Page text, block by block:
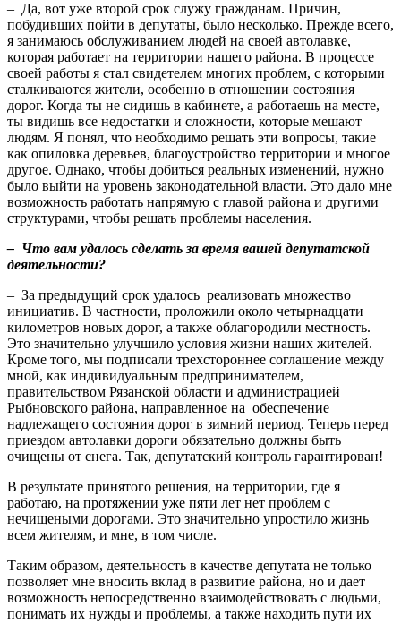
– Да, вот уже второй срок служу гражданам. Причин,
побудивших пойти в депутаты, было несколько. Прежде всего,
я занимаюсь обслуживанием людей на своей автолавке,
которая работает на территории нашего района. В процессе
своей работы я стал свидетелем многих проблем, с которыми
сталкиваются жители, особенно в отношении состояния
дорог. Когда ты не сидишь в кабинете, а работаешь на месте,
ты видишь все недостатки и сложности, которые мешают
людям. Я понял, что необходимо решать эти вопросы, такие
как опиловка деревьев, благоустройство территории и многое
другое. Однако, чтобы добиться реальных изменений, нужно
было выйти на уровень законодательной власти. Это дало мне
возможность работать напрямую с главой района и другими
структурами, чтобы решать проблемы населения.
– Что вам удалось сделать за время вашей депутатской
деятельности?
– За предыдущий срок удалось реализовать множество
инициатив. В частности, проложили около четырнадцати
километров новых дорог, а также облагородили местность.
Это значительно улучшило условия жизни наших жителей.
Кроме того, мы подписали трехстороннее соглашение между
мной, как индивидуальным предпринимателем,
правительством Рязанской области и администрацией
Рыбновского района, направленное на обеспечение
надлежащего состояния дорог в зимний период. Теперь перед
приездом автолавки дороги обязательно должны быть
очищены от снега. Так, депутатский контроль гарантирован!
В результате принятого решения, на территории, где я
работаю, на протяжении уже пяти лет нет проблем с
нечищеными дорогами. Это значительно упростило жизнь
всем жителям, и мне, в том числе.
Таким образом, деятельность в качестве депутата не только
позволяет мне вносить вклад в развитие района, но и дает
возможность непосредственно взаимодействовать с людьми,
понимать их нужды и проблемы, а также находить пути их